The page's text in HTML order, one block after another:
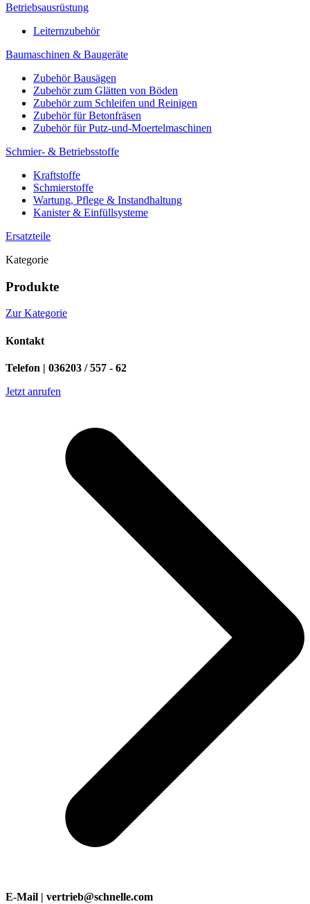
Betriebsausrüstung
Leiternzubehör
Baumaschinen & Baugeräte
Zubehör Bausägen
Zubehör zum Glätten von Böden
Zubehör zum Schleifen und Reinigen
Zubehör für Betonfräsen
Zubehör für Putz-und-Moertelmaschinen
Schmier- & Betriebsstoffe
Kraftstoffe
Schmierstoffe
Wartung, Pflege & Instandhaltung
Kanister & Einfüllsysteme
Ersatzteile
Kategorie
Produkte
Zur Kategorie
Kontakt
Telefon | 036203 / 557 - 62
Jetzt anrufen
E-Mail | vertrieb@schnelle.com